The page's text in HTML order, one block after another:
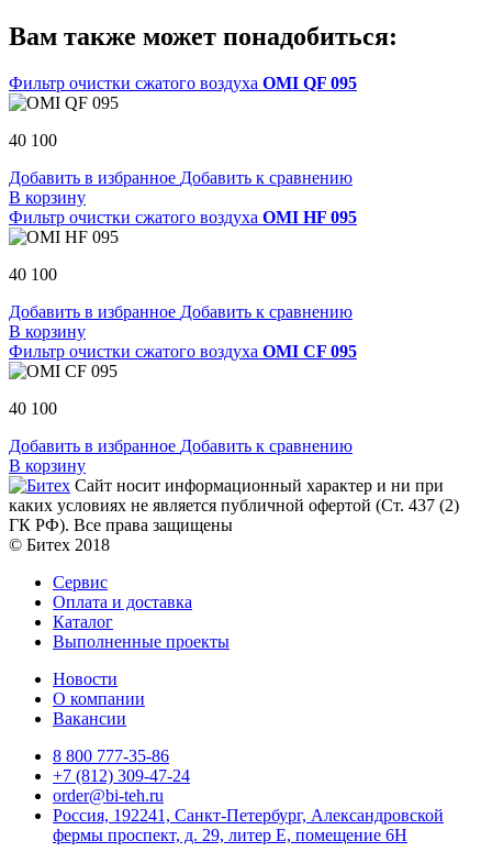
Вам также может понадобиться:
Фильтр очистки сжатого воздуха OMI QF 095
40 100
Добавить в избранное Добавить к сравнению
В корзину
Фильтр очистки сжатого воздуха OMI HF 095
40 100
Добавить в избранное Добавить к сравнению
В корзину
Фильтр очистки сжатого воздуха OMI CF 095
40 100
Добавить в избранное Добавить к сравнению
В корзину
Сайт носит информационный характер и ни при
каких условиях не является публичной офертой (Ст. 437 (2)
ГК РФ). Все права защищены
© Битех 2018
Сервис
Оплата и доставка
Каталог
Выполненные проекты
Новости
О компании
Вакансии
8 800 777-35-86
+7 (812) 309-47-24
order@bi-teh.ru
Россия, 192241, Санкт-Петербург, Александровской
фермы проспект, д. 29, литер Е, помещение 6Н